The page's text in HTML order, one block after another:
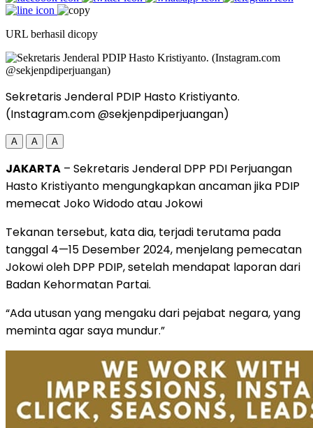
URL berhasil dicopy
Sekretaris Jenderal PDIP Hasto Kristiyanto.
(Instagram.com @sekjenpdiperjuangan)
A A A
JAKARTA – Sekretaris Jenderal DPP PDI Perjuangan
Hasto Kristiyanto mengungkapkan ancaman jika PDIP
memecat Joko Widodo atau Jokowi
Tekanan tersebut, kata dia, terjadi terutama pada
tanggal 4—15 Desember 2024, menjelang pemecatan
Jokowi oleh DPP PDIP, setelah mendapat laporan dari
Badan Kehormatan Partai.
“Ada utusan yang mengaku dari pejabat negara, yang
meminta agar saya mundur.”